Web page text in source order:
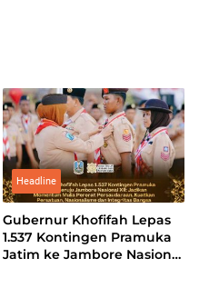
Headline
Gubernur Khofifah Lepas
1.537 Kontingen Pramuka
Jatim ke Jambore Nasional